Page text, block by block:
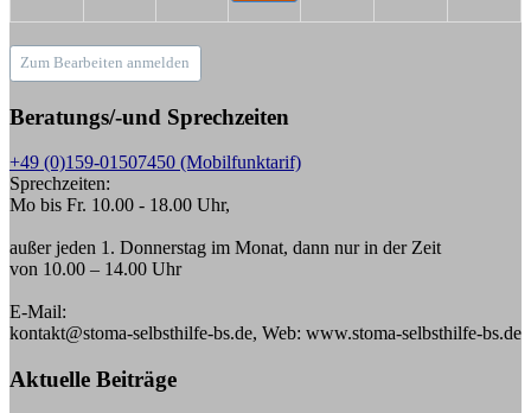
Zum Bearbeiten anmelden
Beratungs/-und Sprechzeiten
+49 (0)159-01507450 (Mobilfunktarif)
Sprechzeiten:
Mo bis Fr. 10.00 - 18.00 Uhr,
außer jeden 1. Donnerstag im Monat, dann nur in der Zeit
von 10.00 – 14.00 Uhr
E-Mail:
kontakt@stoma-selbsthilfe-bs.de, Web: www.stoma-selbsthilfe-bs.de
Aktuelle Beiträge